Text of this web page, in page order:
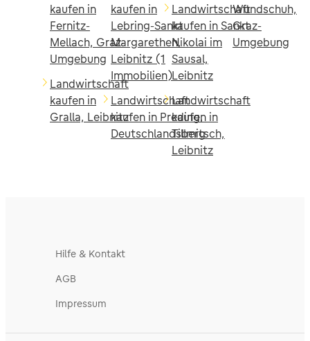
kaufen in
Fernitz-
Mellach, Graz-
Umgebung
Landwirtschaft
kaufen in
Gralla, Leibnitz
kaufen in
Lebring-Sankt
Margarethen,
Leibnitz (1
Immobilien)
Landwirtschaft
kaufen in Preding,
Deutschlandsberg
Landwirtschaft
kaufen in Sankt
Nikolai im
Sausal,
Leibnitz
Landwirtschaft
kaufen in
Tillmitsch,
Leibnitz
Wundschuh,
Graz-
Umgebung
Hilfe & Kontakt
AGB
Impressum